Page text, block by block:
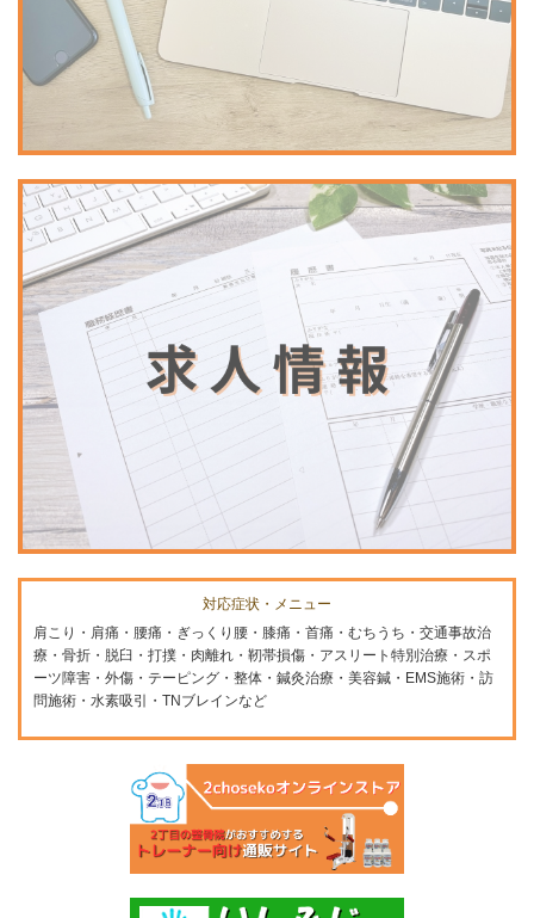
対応症状・メニュー
肩こり・肩痛・腰痛・ぎっくり腰・膝痛・首痛・むちうち・交通事故治
療・骨折・脱臼・打撲・肉離れ・靭帯損傷・アスリート特別治療・スポ
ーツ障害・外傷・テーピング・整体・鍼灸治療・美容鍼・EMS施術・訪
問施術・水素吸引・TNブレインなど